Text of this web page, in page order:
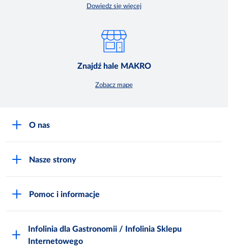
Dowiedz się więcej
Znajdź hale MAKRO
Zobacz mapę
O nas
Zgłoś naruszenie
Inspektor Ochrony Danych
Nasze strony
Polskie Skarby Kulinarne
Pomoc i informacje
FAQ
Infolinia dla Gastronomii / Infolinia Sklepu
Internetowego